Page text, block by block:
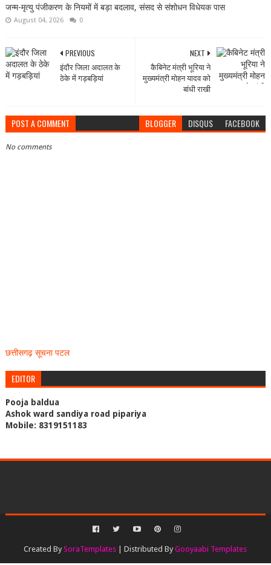
जन्म-मृत्यु पंजीकरण के नियमों में बड़ा बदलाव, संसद से संशोधन विधेयक पास
August 04, 2026 0
NEXT
कैबिनेट मंत्री भूरिया ने
मुख्यमंत्री मोहन यादव को
बांधी राखी
PREVIOUS
इंदौर जिला अदालत के
ठेके में गड़बड़ियां
POST A COMMENT BLOGGER DISQUS FACEBOOK
No comments
छत्तीसगढ़ सूचना पटल
EDITOR
Pooja baldua
Ashok ward sandiya road pipariya
Mobile: 8319151183
Created BySoraTemplates | Distributed ByGooyaabi Templates